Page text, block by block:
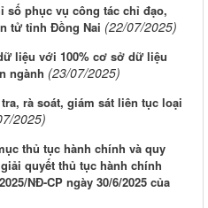
số phục vụ công tác chỉ đạo,
tử tỉnh Đồng Nai (22/07/2025)
liệu với 100% cơ sở dữ liệu
ngành (23/07/2025)
rà soát, giám sát liên tục loại
2025)
thủ tục hành chính và quy
quyết thủ tục hành chính
NĐ-CP ngày 30/6/2025 của